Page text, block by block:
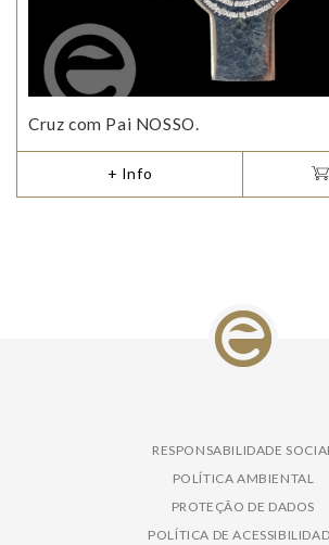
Cruz com Pai NOSSO.
+ Info
RESPONSABILIDADE
POLÍTICA AMBIENTAL
PROTEÇÃO DE DADOS
POLÍTICA DE